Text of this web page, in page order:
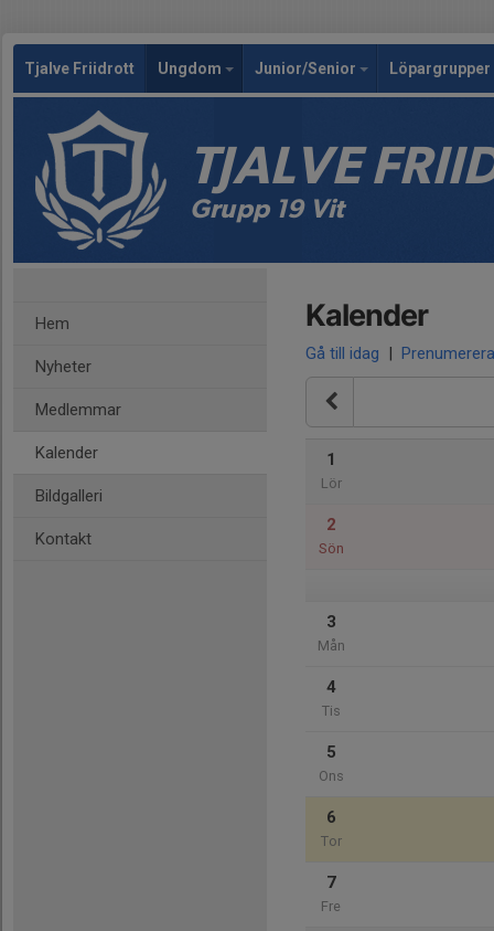
Tjalve Friidrott Ungdom Junior/Senior
TJALVE
Grupp 19 Vit
Hem
Nyheter
Medlemmar
Kalender
Bildgalleri
Kontakt
Kalender
Gå till idag | Prenumerera
1
Lör
2
Sön
3
Mån
4
Tis
5
Ons
6
Tor
7
Fre